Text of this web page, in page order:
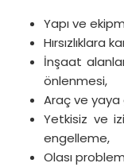
Yapı ve
Hırsızlıklara
İnşaat
önlenmesi,
Araç ve yaya
Yetkisiz ve
engelleme,
Olası